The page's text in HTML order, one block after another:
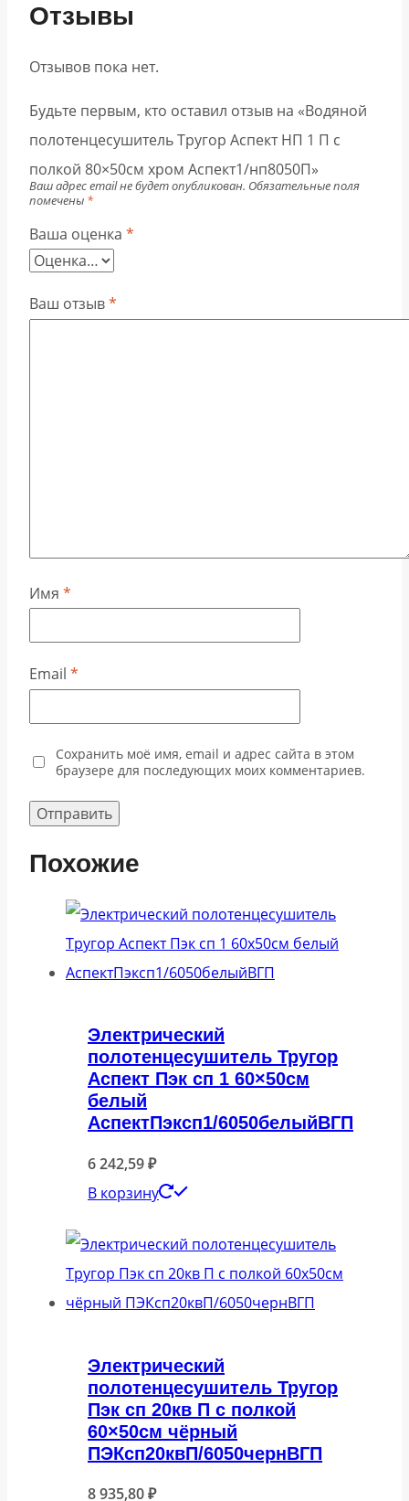
Отзывы
Отзывов пока нет.
Будьте первым, кто оставил отзыв на «Водяной
полотенцесушитель Тругор Аспект НП 1 П с
полкой 80×50см хром Аспект1/нп8050П»
Ваш адрес email не будет опубликован. Обязательные поля
помечены *
Ваша оценка *
Ваш отзыв*
Имя *
Email *
Сохранить моё имя, email и адрес сайта в этом
браузере для последующих моих комментариев.
Похожие
Электрический
полотенцесушитель Тругор
Аспект Пэк сп 1 60×50см
белый
АспектПэксп1/6050белыйВГП
6 242,59₽
В корзину
Электрический
полотенцесушитель Тругор
Пэк сп 20кв П с полкой
60×50см чёрный
ПЭКсп20квП/6050чернВГП
8 935,80₽